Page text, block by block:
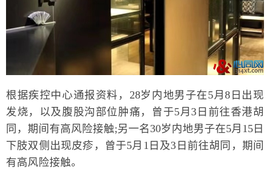
根据疾控中心通报资料，28岁内地男子在5月8日出现
发烧，以及腹股沟部位肿痛，曾于5月3日前往香港胡
同，期间有高风险接触;另一名30岁内地男子在5月15日
下肢双侧出现皮疹，曾于5月1日及3日前往胡同，期间
有高风险接触。